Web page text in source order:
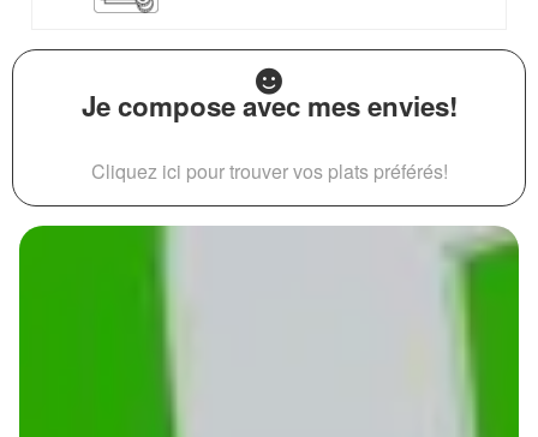
Je compose avec mes envies!
Cliquez ici pour trouver vos plats préférés!